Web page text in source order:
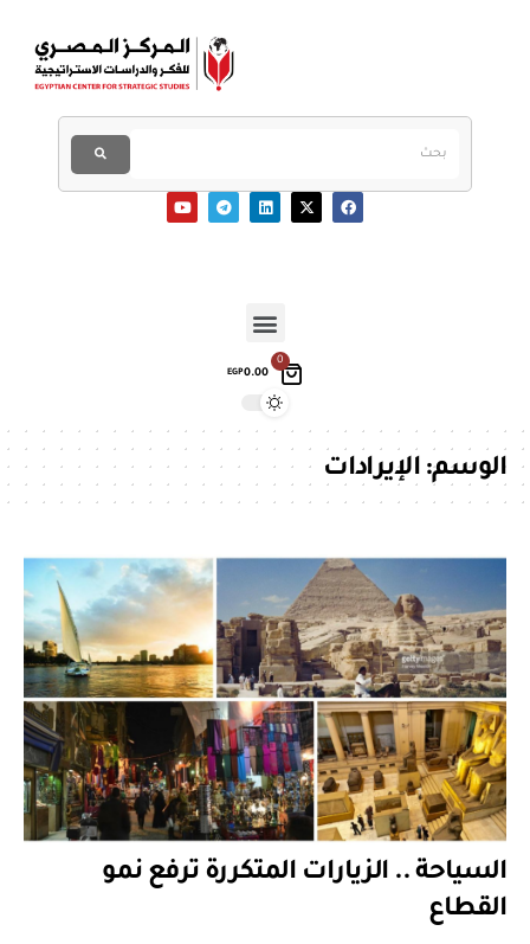
0
EGP0.00
الوسم:الإيرادات
السياحة .. الزيارات المتكررة ترفع نمو
القطاع